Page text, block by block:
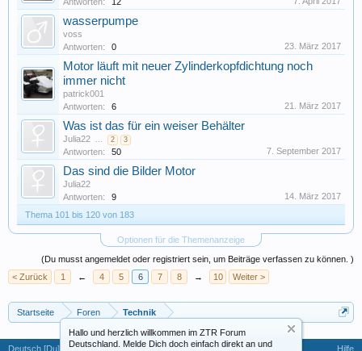
Hallo und herzlich willkommen im ZTR Forum
Deutschland. Melde Dich doch einfach direkt an und
wasserpumpe
voss
Antworten:
0 23. März 2017
Motor läuft mit neuer Zylinderkopfdichtung noch
immer nicht
patrick001
Antworten:
6 21. März 2017
Was ist das für ein weiser Behälter
Julia22 ... 2 3
Antworten: 50 7. September 2017
Das sind die Bilder Motor
Julia22
Antworten:
9
14. März 2017
Thema 101 bis 120 von 183
Optionen für die Themenanzeige
(Du musst angemeldet oder registriert sein, um Beiträge verfassen zu können. )
< Zurück
1 ← 4 5 6 7 8 → 10 Weiter >
Startseite Foren Technik
Deutsch [Du] Hilfe